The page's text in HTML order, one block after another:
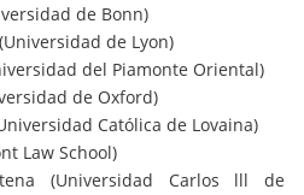
de Bonn)
de Lyon)
del Piamonte Oriental)
de Oxford)
Católica de Lovaina)
Law School)
(Universidad Carlos lll de